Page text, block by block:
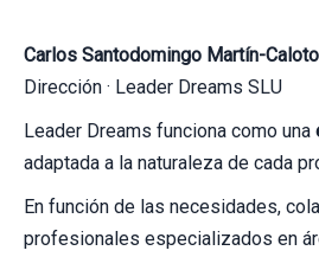
Carlos Santodomingo Martín-Caloto
Dirección · Leader Dreams SLU
Leader Dreams funciona como una
adaptada a la naturaleza de cada
En función de las necesidades,
profesionales especializados en